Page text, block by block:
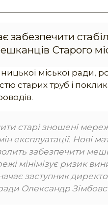
Старого
міської
старих труб і
старі зношені
експлуатації. Нові
забезпечити
мінімізує ризик
заступник
Олександр